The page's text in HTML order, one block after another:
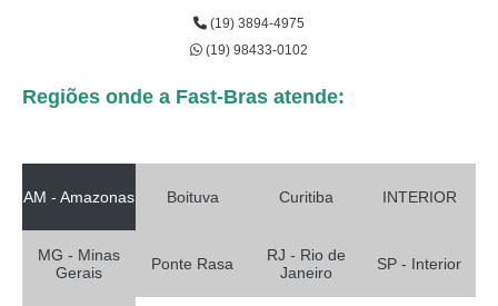
(19) 3894-4975
(19) 98433-0102
Regiões onde a Fast-Bras atende:
AM - Amazonas Boituva Curitiba INTERIOR
MG - Minas
Gerais
Ponte Rasa
RJ - Rio de
Janeiro
SP - Interior